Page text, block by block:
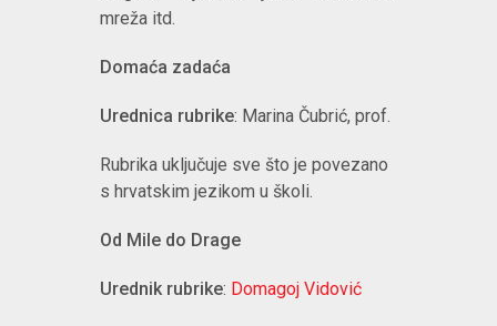
mreža itd.
Domaća zadaća
Urednica rubrike: Marina Čubrić, prof.
Rubrika uključuje sve što je povezano
s hrvatskim jezikom u školi.
Od Mile do Drage
Urednik rubrike: Domagoj Vidović